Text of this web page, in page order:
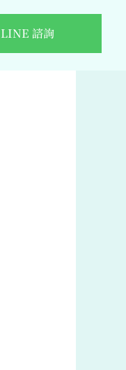
LINE 諮詢